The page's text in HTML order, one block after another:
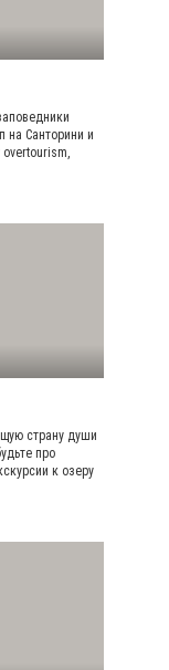
на Санторини и
страну души
про
к озеру